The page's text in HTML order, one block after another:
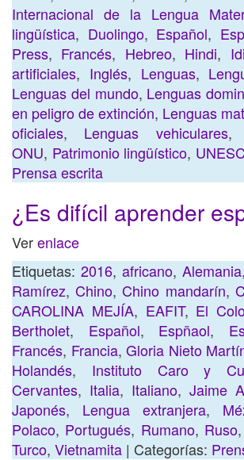
Internacional de la Lengua
lingüística, Duolingo, Español,
Press, Francés, Hebreo, Hindi,
artificiales, Inglés, Lenguas,
Lenguas del mundo, Lenguas
en peligro de extinción, Lenguas
oficiales, Lenguas vehiculares,
ONU, Patrimonio lingüístico,
Prensa escrita
¿Es difícil aprender
Verenlace
Etiquetas: 2016, africano, Alemania,
Ramírez,Chino,Chino mandarín,
CAROLINA MEJÍA, EAFIT, El
Bertholet, Español, Espñaol,
Francés, Francia, Gloria Nieto
Holandés, Instituto Caro y
Cervantes, Italia, Italiano, Jaime
Japonés, Lengua extranjera,
Polaco, Portugués, Rumano, Ruso,
Turco, Vietnamita | Categorías: